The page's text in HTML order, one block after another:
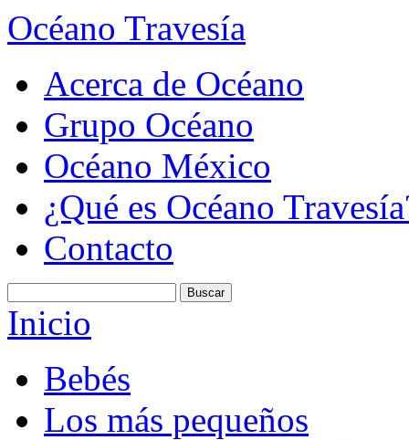
Océano Travesía
Acerca de Océano
Grupo Océano
Océano México
¿Qué es Océano
Contacto
Inicio
Bebés
Los más pequeños